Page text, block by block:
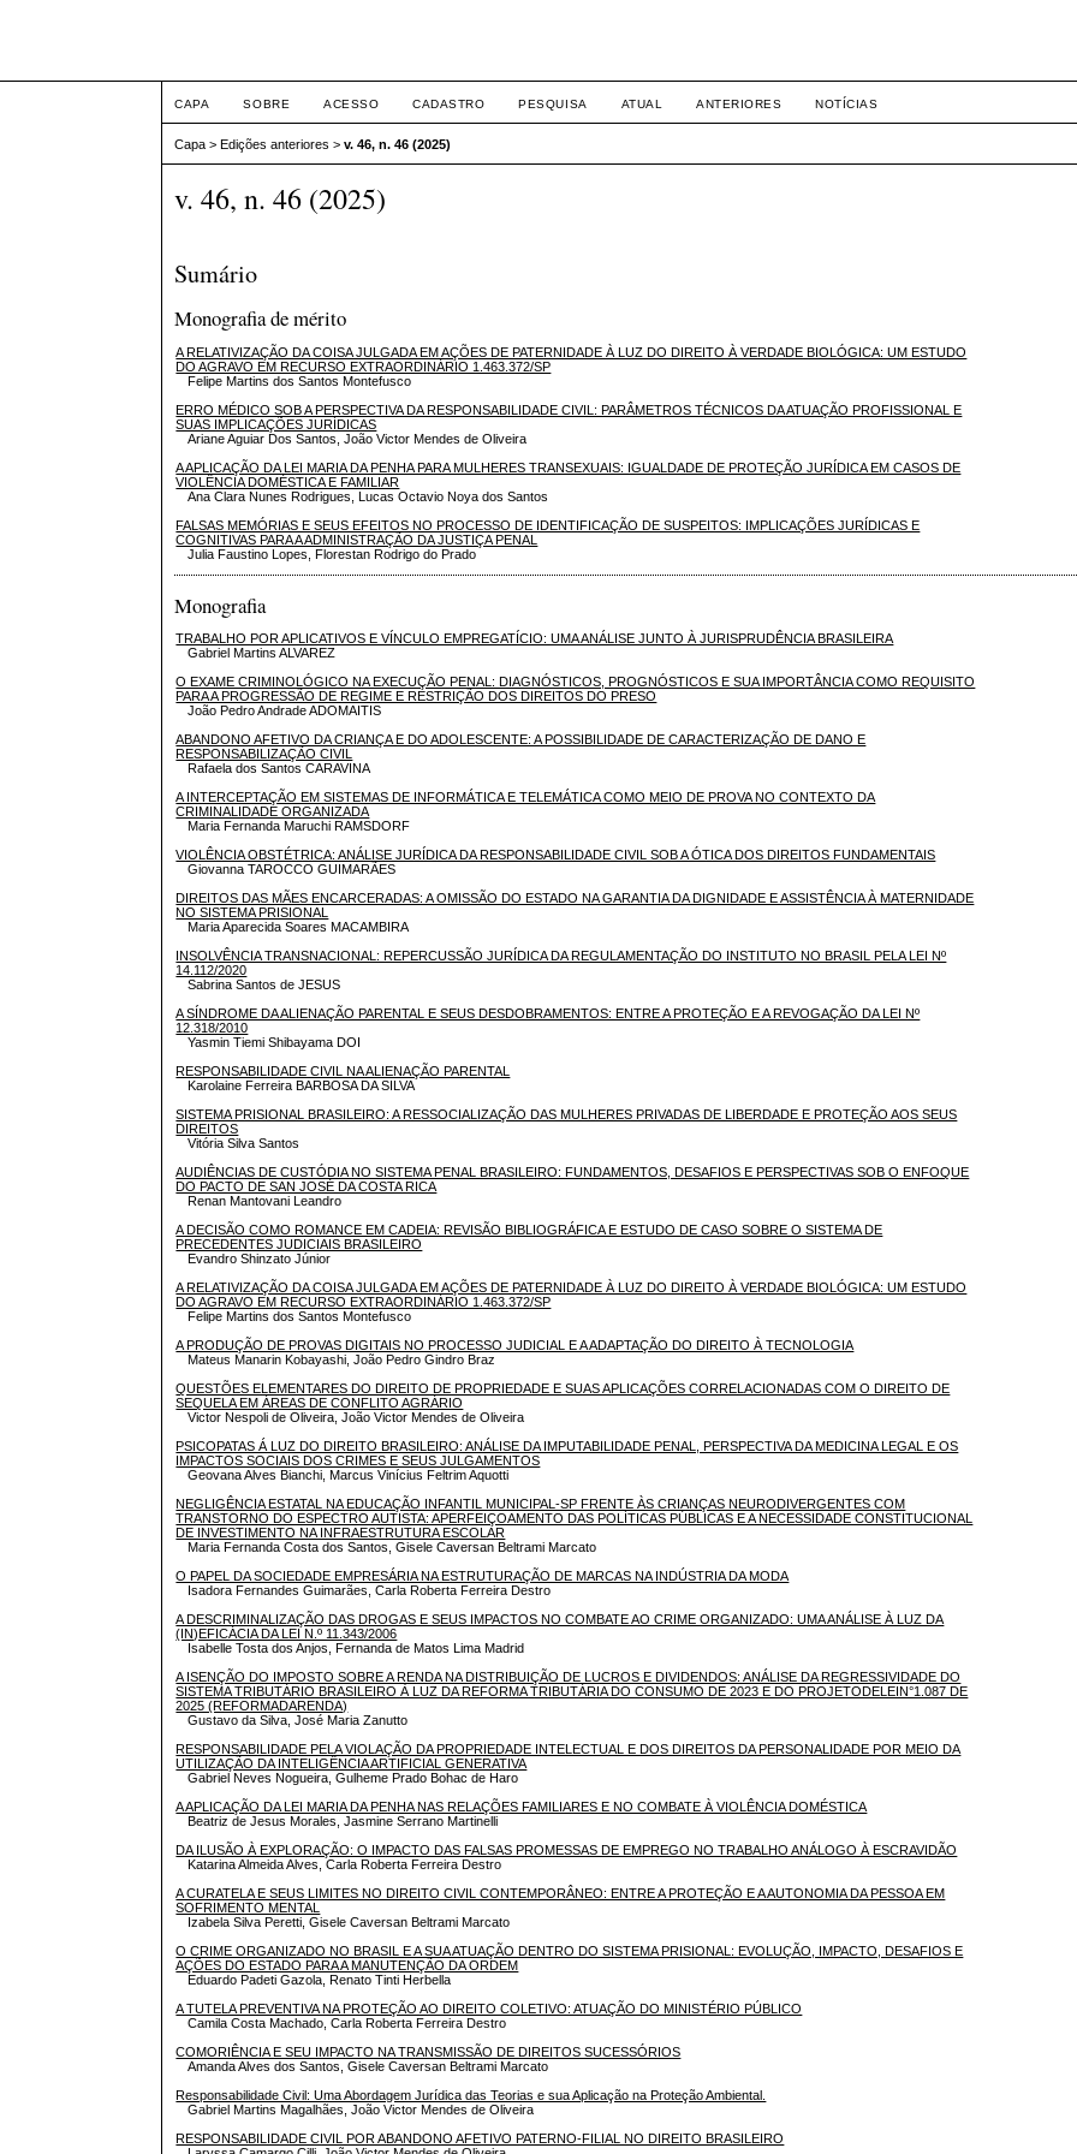
CAPA SOBRE ACESSO CADASTRO PESQUISA ATUAL ANTERIORES NOTÍCIAS
Capa >Edições anteriores >v. 46, n. 46 (2025)
v. 46, n. 46 (2025)
Sumário
Monografia de mérito
A RELATIVIZAÇÃO DA COISA JULGADA EM AÇÕES DE PATERNIDADE À LUZ DO DIREITO À VERDADE BIOLÓGICA: UM ESTUDO
DO AGRAVO EM RECURSO EXTRAORDINÁRIO 1.463.372/SP
Felipe Martins dos Santos Montefusco
ERRO MÉDICO SOB A PERSPECTIVA DA RESPONSABILIDADE CIVIL: PARÂMETROS TÉCNICOS DA ATUAÇÃO PROFISSIONAL E
SUAS IMPLICAÇÕES JURÍDICAS
Ariane Aguiar Dos Santos, João Victor Mendes de Oliveira
A APLICAÇÃO DA LEI MARIA DA PENHA PARA MULHERES TRANSEXUAIS: IGUALDADE DE PROTEÇÃO JURÍDICA EM CASOS DE
VIOLÊNCIA DOMÉSTICA E FAMILIAR
Ana Clara Nunes Rodrigues, Lucas Octavio Noya dos Santos
FALSAS MEMÓRIAS E SEUS EFEITOS NO PROCESSO DE IDENTIFICAÇÃO DE SUSPEITOS: IMPLICAÇÕES JURÍDICAS E
COGNITIVAS PARA A ADMINISTRAÇÃO DA JUSTIÇA PENAL
Julia Faustino Lopes, Florestan Rodrigo do Prado
Monografia
TRABALHO POR APLICATIVOS E VÍNCULO EMPREGATÍCIO: UMA ANÁLISE JUNTO À JURISPRUDÊNCIA BRASILEIRA
Gabriel Martins ALVAREZ
O EXAME CRIMINOLÓGICO NA EXECUÇÃO PENAL: DIAGNÓSTICOS, PROGNÓSTICOS E SUA IMPORTÂNCIA COMO REQUISITO
PARA A PROGRESSÃO DE REGIME E RESTRIÇÃO DOS DIREITOS DO PRESO
João Pedro Andrade ADOMAITIS
ABANDONO AFETIVO DA CRIANÇA E DO ADOLESCENTE: A POSSIBILIDADE DE CARACTERIZAÇÃO DE DANO E
RESPONSABILIZAÇÃO CIVIL
Rafaela dos Santos CARAVINA
A INTERCEPTAÇÃO EM SISTEMAS DE INFORMÁTICA E TELEMÁTICA COMO MEIO DE PROVA NO CONTEXTO DA
CRIMINALIDADE ORGANIZADA
Maria Fernanda Maruchi RAMSDORF
VIOLÊNCIA OBSTÉTRICA: ANÁLISE JURÍDICA DA RESPONSABILIDADE CIVIL SOB A ÓTICA DOS DIREITOS FUNDAMENTAIS
Giovanna TAROCCO GUIMARÃES
DIREITOS DAS MÃES ENCARCERADAS: A OMISSÃO DO ESTADO NA GARANTIA DA DIGNIDADE E ASSISTÊNCIA À MATERNIDADE
NO SISTEMA PRISIONAL
Maria Aparecida Soares MACAMBIRA
INSOLVÊNCIA TRANSNACIONAL: REPERCUSSÃO JURÍDICA DA REGULAMENTAÇÃO DO INSTITUTO NO BRASIL PELA LEI Nº
14.112/2020
Sabrina Santos de JESUS
A SÍNDROME DA ALIENAÇÃO PARENTAL E SEUS DESDOBRAMENTOS: ENTRE A PROTEÇÃO E A REVOGAÇÃO DA LEI Nº
12.318/2010
Yasmin Tiemi Shibayama DOI
RESPONSABILIDADE CIVIL NA ALIENAÇÃO PARENTAL
Karolaine Ferreira BARBOSA DA SILVA
SISTEMA PRISIONAL BRASILEIRO: A RESSOCIALIZAÇÃO DAS MULHERES PRIVADAS DE LIBERDADE E PROTEÇÃO AOS SEUS
DIREITOS
Vitória Silva Santos
AUDIÊNCIAS DE CUSTÓDIA NO SISTEMA PENAL BRASILEIRO: FUNDAMENTOS, DESAFIOS E PERSPECTIVAS SOB O ENFOQUE
DO PACTO DE SAN JOSÉ DA COSTA RICA
Renan Mantovani Leandro
A DECISÃO COMO ROMANCE EM CADEIA: REVISÃO BIBLIOGRÁFICA E ESTUDO DE CASO SOBRE O SISTEMA DE
PRECEDENTES JUDICIAIS BRASILEIRO
Evandro Shinzato Júnior
A RELATIVIZAÇÃO DA COISA JULGADA EM AÇÕES DE PATERNIDADE À LUZ DO DIREITO À VERDADE BIOLÓGICA: UM ESTUDO
DO AGRAVO EM RECURSO EXTRAORDINÁRIO 1.463.372/SP
Felipe Martins dos Santos Montefusco
A PRODUÇÃO DE PROVAS DIGITAIS NO PROCESSO JUDICIAL E A ADAPTAÇÃO DO DIREITO À TECNOLOGIA
Mateus Manarin Kobayashi, João Pedro Gindro Braz
QUESTÕES ELEMENTARES DO DIREITO DE PROPRIEDADE E SUAS APLICAÇÕES CORRELACIONADAS COM O DIREITO DE
SEQUELA EM ÁREAS DE CONFLITO AGRÁRIO
Victor Nespoli de Oliveira, João Victor Mendes de Oliveira
PSICOPATAS Á LUZ DO DIREITO BRASILEIRO: ANÁLISE DA IMPUTABILIDADE PENAL, PERSPECTIVA DA MEDICINA LEGAL E OS
IMPACTOS SOCIAIS DOS CRIMES E SEUS JULGAMENTOS
Geovana Alves Bianchi, Marcus Vinícius Feltrim Aquotti
NEGLIGÊNCIA ESTATAL NA EDUCAÇÃO INFANTIL MUNICIPAL-SP FRENTE ÀS CRIANÇAS NEURODIVERGENTES COM
TRANSTORNO DO ESPECTRO AUTISTA: APERFEIÇOAMENTO DAS POLÍTICAS PÚBLICAS E A NECESSIDADE CONSTITUCIONAL
DE INVESTIMENTO NA INFRAESTRUTURA ESCOLAR
Maria Fernanda Costa dos Santos, Gisele Caversan Beltrami Marcato
O PAPEL DA SOCIEDADE EMPRESÁRIA NA ESTRUTURAÇÃO DE MARCAS NA INDÚSTRIA DA MODA
Isadora Fernandes Guimarães, Carla Roberta Ferreira Destro
A DESCRIMINALIZAÇÃO DAS DROGAS E SEUS IMPACTOS NO COMBATE AO CRIME ORGANIZADO: UMA ANÁLISE À LUZ DA
(IN)EFICÁCIA DA LEI N.º 11.343/2006
Isabelle Tosta dos Anjos, Fernanda de Matos Lima Madrid
A ISENÇÃO DO IMPOSTO SOBRE A RENDA NA DISTRIBUIÇÃO DE LUCROS E DIVIDENDOS: ANÁLISE DA REGRESSIVIDADE DO
SISTEMA TRIBUTÁRIO BRASILEIRO À LUZ DA REFORMA TRIBUTÁRIA DO CONSUMO DE 2023 E DO PROJETODELEIN°1.087 DE
2025 (REFORMADARENDA)
Gustavo da Silva, José Maria Zanutto
RESPONSABILIDADE PELA VIOLAÇÃO DA PROPRIEDADE INTELECTUAL E DOS DIREITOS DA PERSONALIDADE POR MEIO DA
UTILIZAÇÃO DA INTELIGÊNCIA ARTIFICIAL GENERATIVA
Gabriel Neves Nogueira, Gulheme Prado Bohac de Haro
A APLICAÇÃO DA LEI MARIA DA PENHA NAS RELAÇÕES FAMILIARES E NO COMBATE À VIOLÊNCIA DOMÉSTICA
Beatriz de Jesus Morales, Jasmine Serrano Martinelli
DA ILUSÃO À EXPLORAÇÃO: O IMPACTO DAS FALSAS PROMESSAS DE EMPREGO NO TRABALHO ANÁLOGO À ESCRAVIDÃO
Katarina Almeida Alves, Carla Roberta Ferreira Destro
A CURATELA E SEUS LIMITES NO DIREITO CIVIL CONTEMPORÂNEO: ENTRE A PROTEÇÃO E A AUTONOMIA DA PESSOA EM
SOFRIMENTO MENTAL
Izabela Silva Peretti, Gisele Caversan Beltrami Marcato
O CRIME ORGANIZADO NO BRASIL E A SUA ATUAÇÃO DENTRO DO SISTEMA PRISIONAL: EVOLUÇÃO, IMPACTO, DESAFIOS E
AÇÕES DO ESTADO PARA A MANUTENÇÃO DA ORDEM
Eduardo Padeti Gazola, Renato Tinti Herbella
A TUTELA PREVENTIVA NA PROTEÇÃO AO DIREITO COLETIVO: ATUAÇÃO DO MINISTÉRIO PÚBLICO
Camila Costa Machado, Carla Roberta Ferreira Destro
COMORIÊNCIA E SEU IMPACTO NA TRANSMISSÃO DE DIREITOS SUCESSÓRIOS
Amanda Alves dos Santos, Gisele Caversan Beltrami Marcato
Responsabilidade Civil: Uma Abordagem Jurídica das Teorias e sua Aplicação na Proteção Ambiental.
Gabriel Martins Magalhães, João Victor Mendes de Oliveira
RESPONSABILIDADE CIVIL POR ABANDONO AFETIVO PATERNO-FILIAL NO DIREITO BRASILEIRO